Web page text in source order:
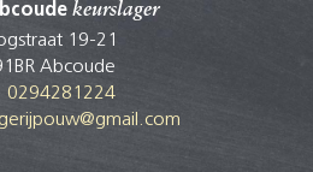
keurslager
19-21
Abcoude
0294281224